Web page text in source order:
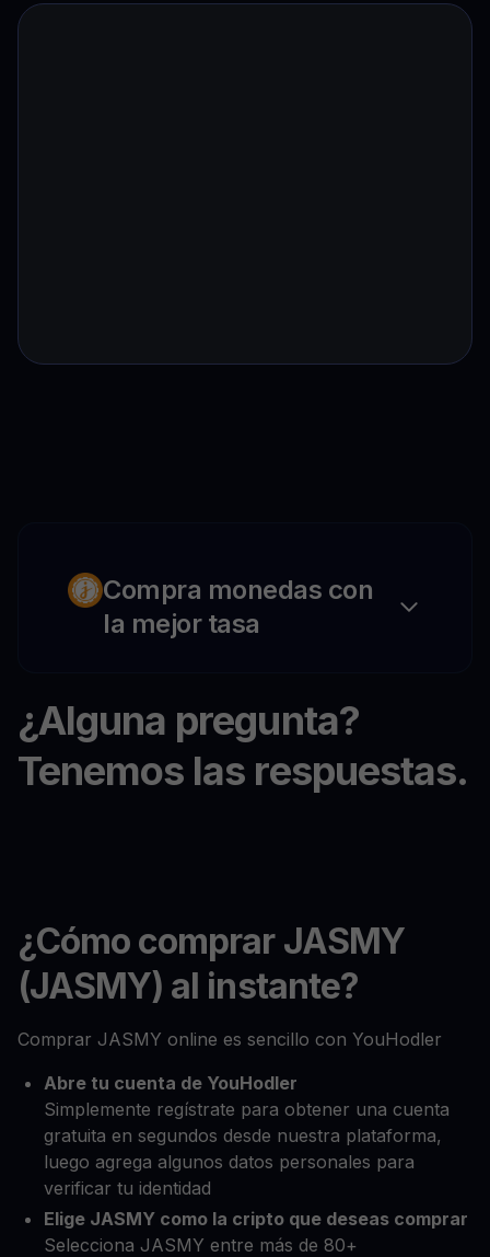
Compra monedas con
la mejor tasa
¿Alguna pregunta?
Tenemos las respuestas.
¿Cómo comprar JASMY
(JASMY) al instante?
Comprar JASMY online es sencillo con YouHodler
Abre tu cuenta de YouHodler
Simplemente regístrate para obtener una cuenta
gratuita en segundos desde nuestra plataforma,
luego agrega algunos datos personales para
verificar tu identidad
Elige JASMY como la cripto que deseas comprar
Selecciona JASMY entre más de 80+